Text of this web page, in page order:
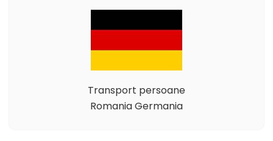
Transport persoane
Romania Germania